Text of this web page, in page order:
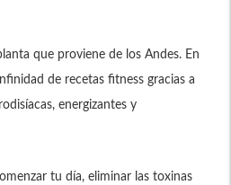
que proviene de los Andes. En
de recetas fitness gracias a
energizantes y
tu día, eliminar las toxinas